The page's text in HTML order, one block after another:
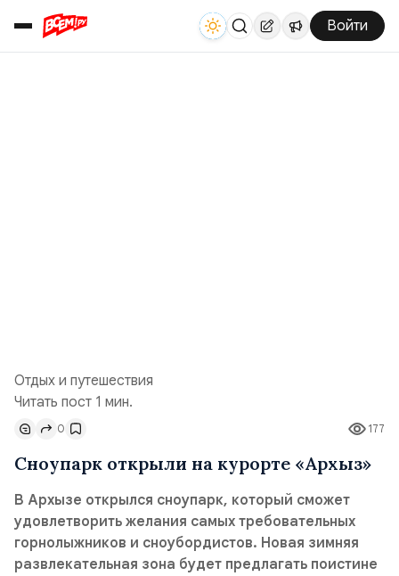
Войти
Отдых и путешествия
Читать пост 1 мин.
177
0
Сноупарк открыли на курорте «Архыз»
В Архызе открылся сноупарк, который сможет
удовлетворить желания самых требовательных
горнолыжников и сноубордистов. Новая зимняя
развлекательная зона будет предлагать поистине